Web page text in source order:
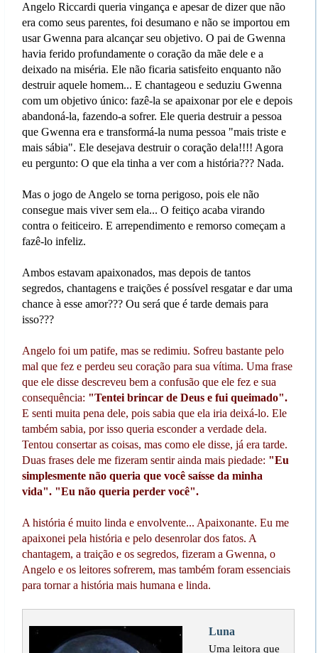
Angelo Riccardi queria vingança e apesar de dizer que não
era como seus parentes, foi desumano e não se importou em
usar Gwenna para alcançar seu objetivo. O pai de Gwenna
havia ferido profundamente o coração da mãe dele e a
deixado na miséria. Ele não ficaria satisfeito enquanto não
destruir aquele homem... E chantageou e seduziu Gwenna
com um objetivo único: fazê-la se apaixonar por ele e depois
abandoná-la, fazendo-a sofrer. Ele queria destruir a pessoa
que Gwenna era e transformá-la numa pessoa "mais triste e
mais sábia". Ele desejava destruir o coração dela!!!! Agora
eu pergunto: O que ela tinha a ver com a história??? Nada.
Mas o jogo de Angelo se torna perigoso, pois ele não
consegue mais viver sem ela... O feitiço acaba virando
contra o feiticeiro. E arrependimento e remorso começam a
fazê-lo infeliz.
Ambos estavam apaixonados, mas depois de tantos
segredos, chantagens e traições é possível resgatar e dar uma
chance à esse amor??? Ou será que é tarde demais para
isso???
Angelo foi um patife, mas se redimiu. Sofreu bastante pelo
mal que fez e perdeu seu coração para sua vítima. Uma frase
que ele disse descreveu bem a confusão que ele fez e sua
consequência: "Tentei brincar de Deus e fui queimado".
E senti muita pena dele, pois sabia que ela iria deixá-lo. Ele
também sabia, por isso queria esconder a verdade dela.
Tentou consertar as coisas, mas como ele disse, já era tarde.
Duas frases dele me fizeram sentir ainda mais piedade: "Eu
simplesmente não queria que você saísse da minha
vida". "Eu não queria perder você".
A história é muito linda e envolvente... Apaixonante. Eu me
apaixonei pela história e pelo desenrolar dos fatos. A
chantagem, a traição e os segredos, fizeram a Gwenna, o
Angelo e os leitores sofrerem, mas também foram essenciais
para tornar a história mais humana e linda.
Luna
Uma leitora que